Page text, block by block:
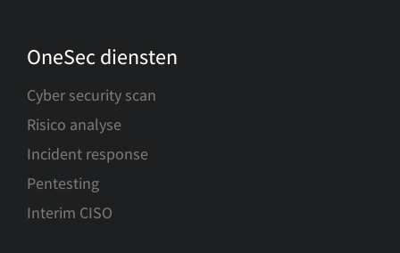
OneSec diensten
Cyber security scan
Risico analyse
Incident response
Pentesting
Interim CISO